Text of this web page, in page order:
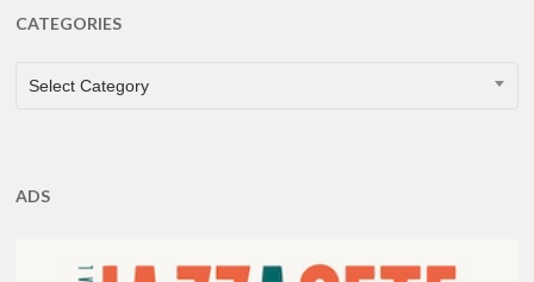
CATEGORIES
CATEGORIES
Select Category
ADS